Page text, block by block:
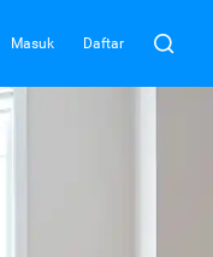
Masuk Daftar